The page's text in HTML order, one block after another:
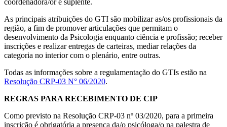
coordenadora/or e suplente.
As principais atribuições do GTI são mobilizar as/os profissionais da
região, a fim de promover articulações que permitam o
desenvolvimento da Psicologia enquanto ciência e profissão; receber
inscrições e realizar entregas de carteiras, mediar relações da
categoria no interior com o plenário, entre outras.
Todas as informações sobre a regulamentação do GTIs estão na
Resolução CRP-03 N° 06/2020.
REGRAS PARA RECEBIMENTO DE CIP
Como previsto na Resolução CRP-03 nº 03/2020, para a primeira
inscrição é obrigatória a presença da/o psicóloga/o na palestra de